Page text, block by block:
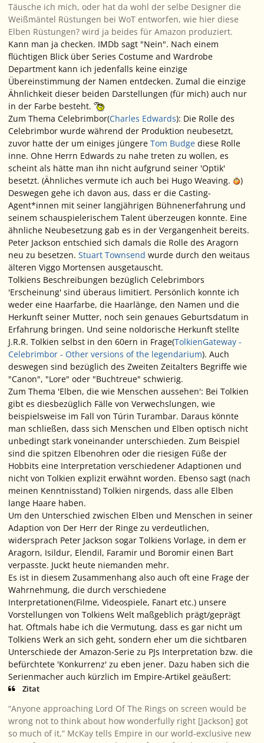
Täusche ich mich, oder hat da wohl der selbe Designer die
Weißmäntel Rüstungen bei WoT entworfen, wie hier diese
Elben Rüstungen? wird ja beides für Amazon produziert.
Kann man ja checken. IMDb sagt "Nein". Nach einem
flüchtigen Blick über Series Costume and Wardrobe
Department kann ich jedenfalls keine einzige
Übereinstimmung der Namen entdecken. Zumal die einzige
Ähnlichkeit dieser beiden Darstellungen (für mich) auch nur
in der Farbe besteht.
Zum Thema Celebrimbor(Charles Edwards): Die Rolle des
Celebrimbor wurde während der Produktion neubesetzt,
zuvor hatte der um einiges jüngere Tom Budge diese Rolle
inne. Ohne Herrn Edwards zu nahe treten zu wollen, es
scheint als hätte man ihn nicht aufgrund seiner 'Optik'
besetzt. (Ähnliches vermute ich auch bei Hugo Weaving.
)
Deswegen gehe ich davon aus, dass er die Casting-
Agent*innen mit seiner langjährigen Bühnenerfahrung und
seinem schauspielerischem Talent überzeugen konnte. Eine
ähnliche Neubesetzung gab es in der Vergangenheit bereits.
Peter Jackson entschied sich damals die Rolle des Aragorn
neu zu besetzen. Stuart Townsend wurde durch den weitaus
älteren Viggo Mortensen ausgetauscht.
Tolkiens Beschreibungen bezüglich Celebrimbors
'Erscheinung' sind überaus limitiert. Persönlich konnte ich
weder eine Haarfarbe, die Haarlänge, den Namen und die
Herkunft seiner Mutter, noch sein genaues Geburtsdatum in
Erfahrung bringen. Und seine noldorische Herkunft stellte
J.R.R. Tolkien selbst in den 60ern in Frage(TolkienGateway -
Celebrimbor - Other versions of the legendarium). Auch
deswegen sind bezüglich des Zweiten Zeitalters Begriffe wie
"Canon", "Lore" oder "Buchtreue" schwierig.
Zum Thema 'Elben, die wie Menschen aussehen': Bei Tolkien
gibt es diesbezüglich Fälle von Verwechslungen, wie
beispielsweise im Fall von Túrin Turambar. Daraus könnte
man schließen, dass sich Menschen und Elben optisch nicht
unbedingt stark voneinander unterschieden. Zum Beispiel
sind die spitzen Elbenohren oder die riesigen Füße der
Hobbits eine Interpretation verschiedener Adaptionen und
nicht von Tolkien explizit erwähnt worden. Ebenso sagt (nach
meinen Kenntnisstand) Tolkien nirgends, dass alle Elben
lange Haare haben.
Um den Unterschied zwischen Elben und Menschen in seiner
Adaption von Der Herr der Ringe zu verdeutlichen,
widersprach Peter Jackson sogar Tolkiens Vorlage, in dem er
Aragorn, Isildur, Elendil, Faramir und Boromir einen Bart
verpasste. Juckt heute niemanden mehr.
Es ist in diesem Zusammenhang also auch oft eine Frage der
Wahrnehmung, die durch verschiedene
Interpretationen(Filme, Videospiele, Fanart etc.) unsere
Vorstellungen von Tolkiens Welt maßgeblich prägt/geprägt
hat. Oftmals habe ich die Vermutung, dass es gar nicht um
Tolkiens Werk an sich geht, sondern eher um die sichtbaren
Unterschiede der Amazon-Serie zu PJs Interpretation bzw. die
befürchtete 'Konkurrenz' zu eben jener. Dazu haben sich die
Serienmacher auch kürzlich im Empire-Artikel geäußert:
Zitat
“Anyone approaching Lord Of The Rings on screen would be
wrong not to think about how wonderfully right [Jackson] got
so much of it,” McKay tells Empire in our world-exclusive new